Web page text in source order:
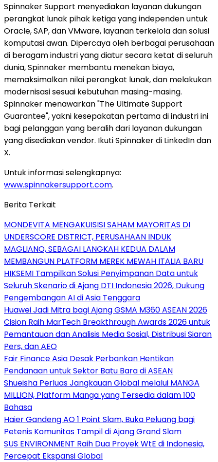
Spinnaker Support menyediakan layanan dukungan
perangkat lunak pihak ketiga yang independen untuk
Oracle, SAP, dan VMware, layanan terkelola dan solusi
komputasi awan. Dipercaya oleh berbagai perusahaan
di beragam industri yang diatur secara ketat di seluruh
dunia, Spinnaker membantu menekan biaya,
memaksimalkan nilai perangkat lunak, dan melakukan
modernisasi sesuai kebutuhan masing-masing.
Spinnaker menawarkan "The Ultimate Support
Guarantee", yakni kesepakatan pertama di industri ini
bagi pelanggan yang beralih dari layanan dukungan
yang disediakan vendor. Ikuti Spinnaker di LinkedIn dan
X.
Untuk informasi selengkapnya:
www.spinnakersupport.com.
Berita Terkait
MONDEVITA MENGAKUISISI SAHAM MAYORITAS DI
UNDERSCORE DISTRICT, PERUSAHAAN INDUK
MAGLIANO, SEBAGAI LANGKAH KEDUA DALAM
MEMBANGUN PLATFORM MEREK MEWAH ITALIA BARU
HIKSEMI Tampilkan Solusi Penyimpanan Data untuk
Seluruh Skenario di Ajang DTI Indonesia 2026, Dukung
Pengembangan AI di Asia Tenggara
Huawei Jadi Mitra bagi Ajang GSMA M360 ASEAN 2026
Cision Raih MarTech Breakthrough Awards 2026 untuk
Pemantauan dan Analisis Media Sosial, Distribusi Siaran
Pers, dan AEO
Fair Finance Asia Desak Perbankan Hentikan
Pendanaan untuk Sektor Batu Bara di ASEAN
Shueisha Perluas Jangkauan Global melalui MANGA
MILLION, Platform Manga yang Tersedia dalam 100
Bahasa
Haier Gandeng AO 1 Point Slam, Buka Peluang bagi
Petenis Komunitas Tampil di Ajang Grand Slam
SUS ENVIRONMENT Raih Dua Proyek WtE di Indonesia,
Percepat Ekspansi Global